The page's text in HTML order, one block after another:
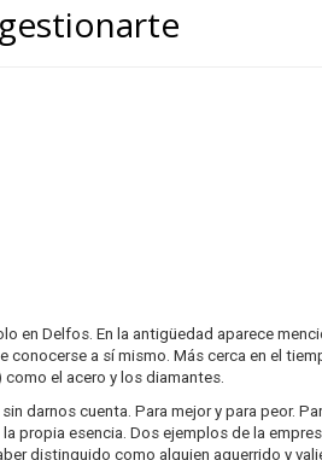
en Delfos. En la antigüedad aparece
conocerse a sí mismo. Más cerca en el
el acero y los diamantes.
darnos cuenta. Para mejor y para peor.
esencia. Dos ejemplos de la
distinguido como alguien aguerrido y